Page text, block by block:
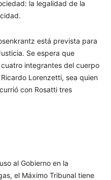
la legalidad de la
está prevista para
Se espera que
integrantes del cuerpo
Lorenzetti, sea quien
con Rosatti tres
al Gobierno en la
el Máximo Tribunal tiene